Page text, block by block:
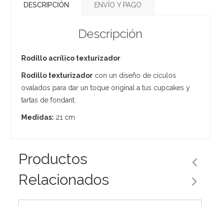
DESCRIPCIÓN ENVÍO Y PAGO
Descripción
Rodillo acrílico texturizador
Rodillo texturizador con un diseño de cículos
ovalados para dar un toque original a tus cupcakes y
tartas de fondant.
Medidas: 21 cm
Productos
Relacionados